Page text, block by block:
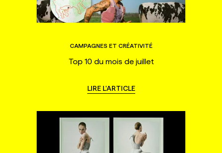
CAMPAGNES ET CRÉATIVITÉ
Top 10 du mois de juillet
LIRE L'ARTICLE